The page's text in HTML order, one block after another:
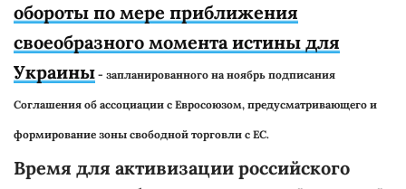
обороты по мере приближения
своеобразного момента истины для
Украины - запланированного на ноябрь подписания
Соглашения об ассоциации с Евросоюзом, предусматривающего и
формирование зоны свободной торговли с ЕС.
Время для активизации российского